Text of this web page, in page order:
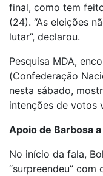
final, como tem
(24). “As eleições
lutar”, declarou.
Pesquisa MDA,
(Confederação
nesta sábado,
intenções de votos
Apoio de Barbosa
No início da fala,
“surpreendeu”